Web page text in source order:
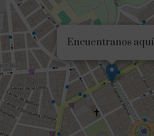
Encuentranos aquí